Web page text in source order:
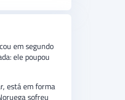
em segundo
ele poupou
está em forma
sofreu